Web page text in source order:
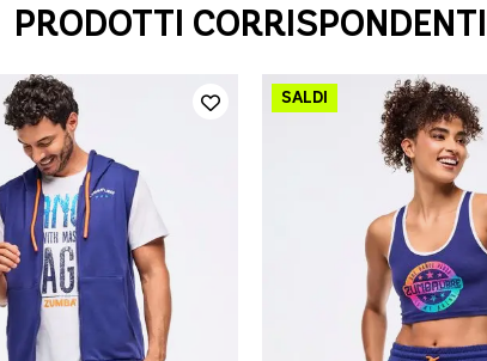
PRODOTTI CORRISPONDENTI
AGGIUNTA RAPIDA AGGIUNTA